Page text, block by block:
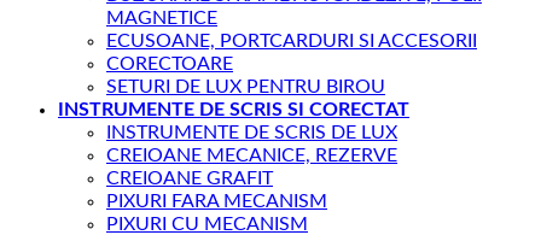
MAGNETICE
ECUSOANE, PORTCARDURI SI ACCESORII
CORECTOARE
SETURI DE LUX PENTRU BIROU
INSTRUMENTE DE SCRIS SI CORECTAT
INSTRUMENTE DE SCRIS DE LUX
CREIOANE MECANICE, REZERVE
CREIOANE GRAFIT
PIXURI FARA MECANISM
PIXURI CU MECANISM